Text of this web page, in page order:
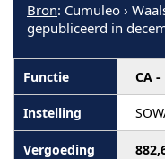
Bron: Cumuleo ›
gepubliceerd in
CA